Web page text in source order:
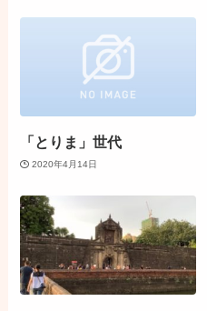
「とりま」世代
2020年4月14日